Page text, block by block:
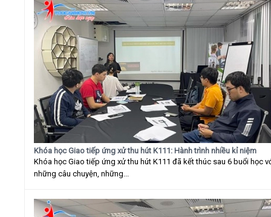
Khóa học Giao tiếp ứng xử thu hút K111: Hành trình nhiều kỉ niệm
Khóa học Giao tiếp ứng xử thu hút K111 đã kết thúc sau 6 buổi học
những câu chuyện, những...